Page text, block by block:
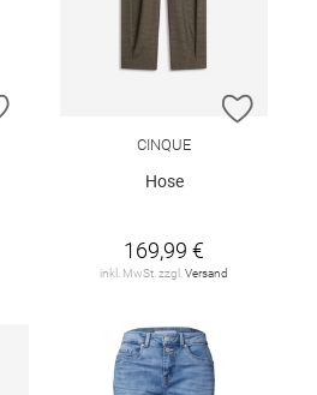
ZUR WUNSCHLISTE HINZUFÜGEN
ZUR
CINQUE
Hose
169,99 €
inkl. MwSt. zzgl. Versand